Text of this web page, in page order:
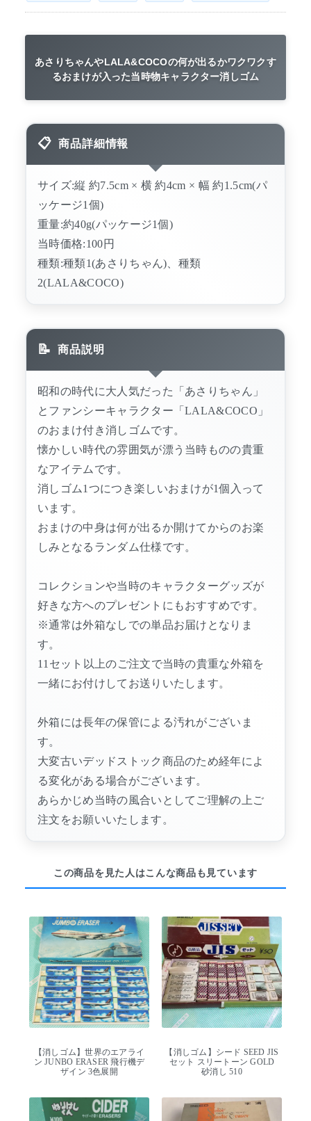
あさりちゃんやLALA&COCOの何が出るかワクワクす
るおまけが入った当時物キャラクター消しゴム
商品詳細情報
サイズ:縦 約7.5cm × 横 約4cm × 幅 約1.5cm(パ
ッケージ1個)
重量:約40g(パッケージ1個)
当時価格:100円
種類:種類1(あさりちゃん)、種類
2(LALA&COCO)
商品説明
昭和の時代に大人気だった「あさりちゃん」
とファンシーキャラクター「LALA&COCO」
のおまけ付き消しゴムです。
懐かしい時代の雰囲気が漂う当時ものの貴重
なアイテムです。
消しゴム1つにつき楽しいおまけが1個入って
います。
おまけの中身は何が出るか開けてからのお楽
しみとなるランダム仕様です。
コレクションや当時のキャラクターグッズが
好きな方へのプレゼントにもおすすめです。
※通常は外箱なしでの単品お届けとなりま
す。
11セット以上のご注文で当時の貴重な外箱を
一緒にお付けしてお送りいたします。
外箱には長年の保管による汚れがございま
す。
大変古いデッドストック商品のため経年によ
る変化がある場合がございます。
あらかじめ当時の風合いとしてご理解の上ご
注文をお願いいたします。
この商品を見た人はこんな商品も見ています
【消しゴム】世界のエアライ
ン JUNBO ERASER 飛行機デ
ザイン 3色展開
【消しゴム】シード SEED JIS
セット スリートーン GOLD
砂消し 510